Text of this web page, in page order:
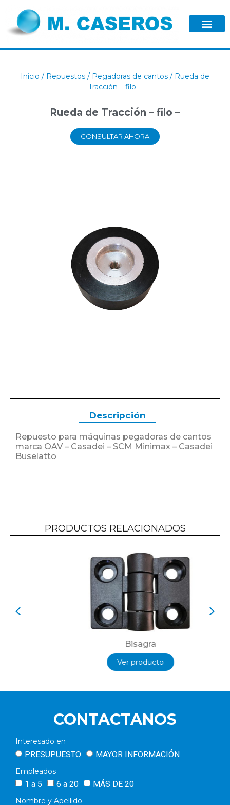
Inicio / Repuestos / Pegadoras de cantos / Rueda de
Tracción – filo –
Rueda de Tracción – filo –
CONSULTAR AHORA
Descripción
Repuesto para máquinas pegadoras de cantos
marca OAV – Casadei – SCM Minimax – Casadei
Buselatto
PRODUCTOS RELACIONADOS
Bisagra
Ver producto
CONTACTANOS
Interesado en
PRESUPUESTO MAYOR INFORMACIÓN
Empleados
1 a 5 6 a 20 MÁS DE 20
Nombre y Apellido